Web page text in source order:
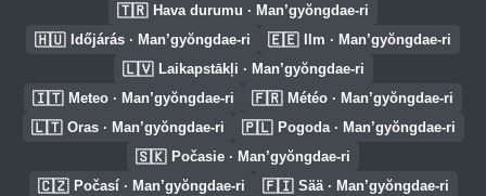
🇹🇷 Hava durumu · Man’gyŏngdae-ri
🇭🇺 Időjárás · Man’gyŏngdae-ri 🇪🇪 Ilm · Man’gyŏngdae-ri
🇱🇻 Laikapstākļi · Man’gyŏngdae-ri
🇮🇹 Meteo · Man’gyŏngdae-ri 🇫🇷 Météo · Man’gyŏngdae-ri
🇱🇹 Oras · Man’gyŏngdae-ri 🇵🇱 Pogoda · Man’gyŏngdae-ri
🇸🇰 Počasie · Man’gyŏngdae-ri
🇨🇿 Počasí · Man’gyŏngdae-ri 🇫🇮 Sää · Man’gyŏngdae-ri